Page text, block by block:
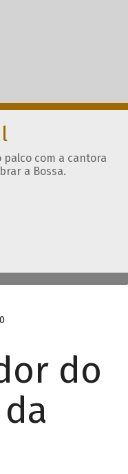
palco com a cantora
a Bossa.
do